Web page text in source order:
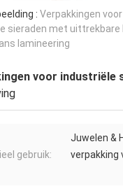
: Verpakkingen voor
sieraden met uittrekbare
lamineering
voor industriële
gebruik:
Juwelen &
verpakking